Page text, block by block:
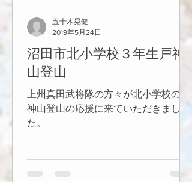
沼田市北小学校３年生戸神
山登山
上州真田武将隊の方々が北小学校の戸
神山登山の応援に来ていただきまし
た。
五十木晃健
2019年5月24日